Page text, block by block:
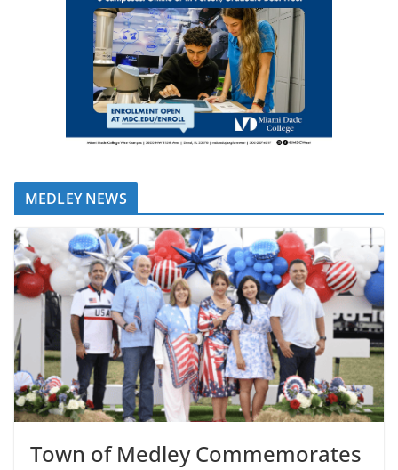
MEDLEY NEWS
Town of Medley Commemorates